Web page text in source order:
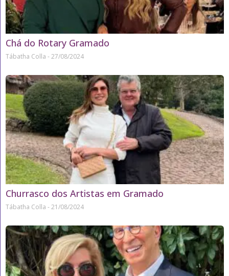
Chá do Rotary Gramado
Tábatha Colla 27/08/2024
Churrasco dos Artistas em Gramado
Tábatha Colla 21/08/2024